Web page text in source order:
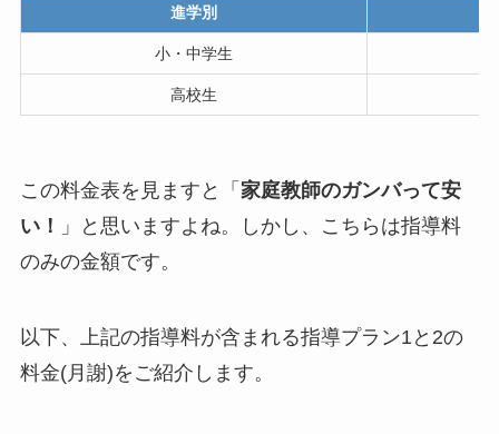
進学別
小・中学生
高校生
この料金表を見ますと「 家庭教師のガンバって安
い！
」と思いますよね。しかし、こちらは指導料
のみの金額です。
以下、上記の指導料が含まれる指導プラン1と2の
料金(月謝)をご紹介します。